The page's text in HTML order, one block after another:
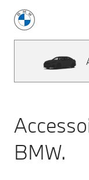
BMW.